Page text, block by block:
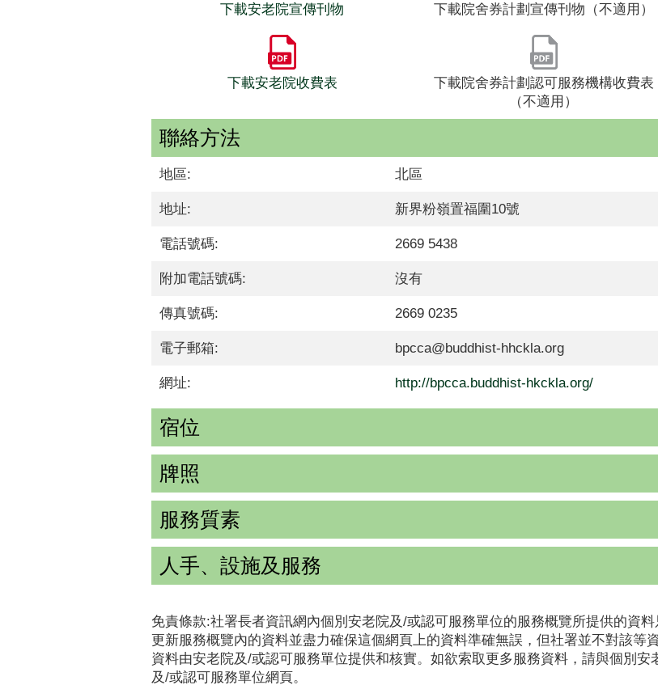
下載安老院宣傳刊物 下載院舍券計劃宣傳刊物（不適用）
下載安老院收費表
下載院舍券計劃認可服務機構收費表
（不適用）
聯絡方法
地區: 北區
地址: 新界粉嶺置福圍10號
電話號碼: 2669 5438
附加電話號碼: 沒有
傳真號碼: 2669 0235
電子郵箱: bpcca@buddhist-hhckla.org
網址: http://bpcca.buddhist-hkckla.org/
宿位
牌照
服務質素
人手、設施及服務
免責條款:社署長者資訊網內個別安老院及/或認可服務單位的服務概覽所提供的資
更新服務概覽內的資料並盡力確保這個網頁上的資料準確無誤，但社署並不對該等
資料由安老院及/或認可服務單位提供和核實。如欲索取更多服務資料，請與個別
及/或認可服務單位網頁。